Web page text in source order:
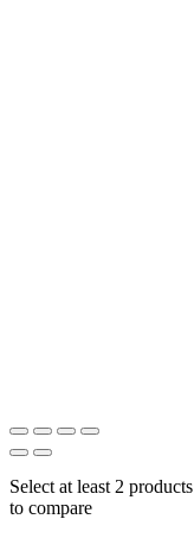
Select at least 2 products
to compare